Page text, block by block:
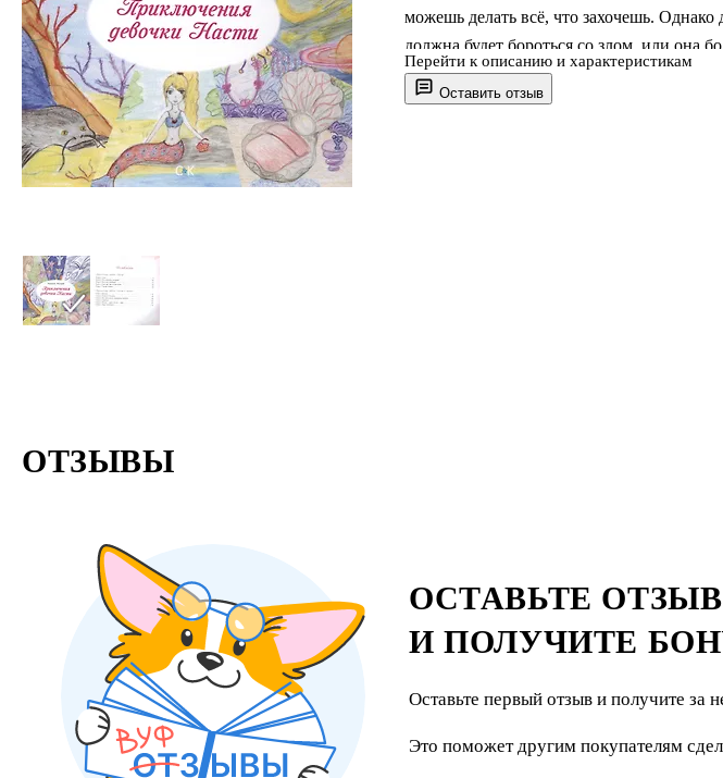
Оставить отзыв
можешь делать всё, что захочешь. Однако
должна будет бороться со злом, или она
Перейти к описанию и характеристикам
ОТЗЫВЫ
ОСТАВЬТЕ ОТЗЫВ
И ПОЛУЧИТЕ
Оставьте первый отзыв и получите за
Это поможет другим покупателям